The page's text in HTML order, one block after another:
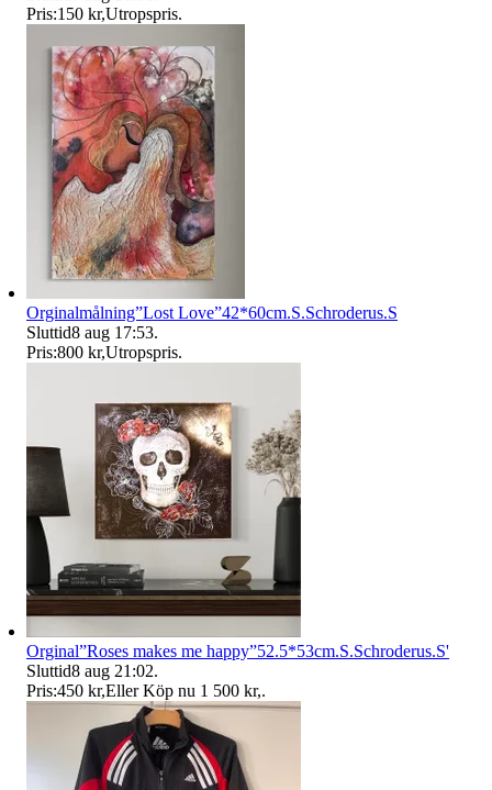
Pris:150 kr,Utropspris.
Orginalmålning”Lost Love”42*60cm.S.Schroderus.S
Sluttid8 aug 17:53.
Pris:800 kr,Utropspris.
Orginal”Roses makes me happy”52.5*53cm.S.Schroderus.S'
Sluttid8 aug 21:02.
Pris:450 kr,Eller Köp nu 1 500 kr,.